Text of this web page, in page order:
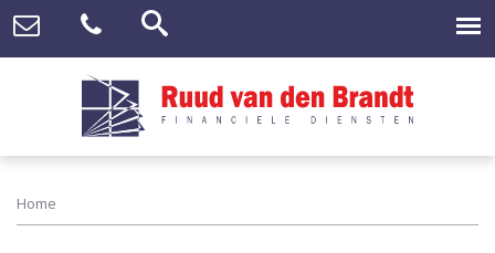
Home